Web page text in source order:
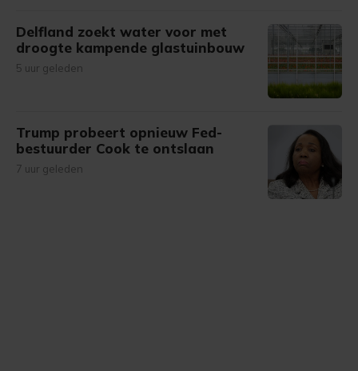
Delfland zoekt water voor met
droogte kampende glastuinbouw
5 uur geleden
Trump probeert opnieuw Fed-
bestuurder Cook te ontslaan
7 uur geleden